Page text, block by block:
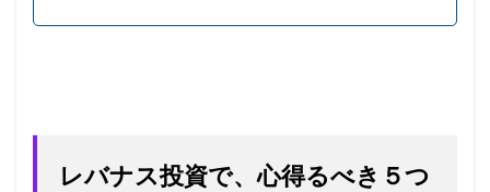
レバナス投資で、心得るべき５つ